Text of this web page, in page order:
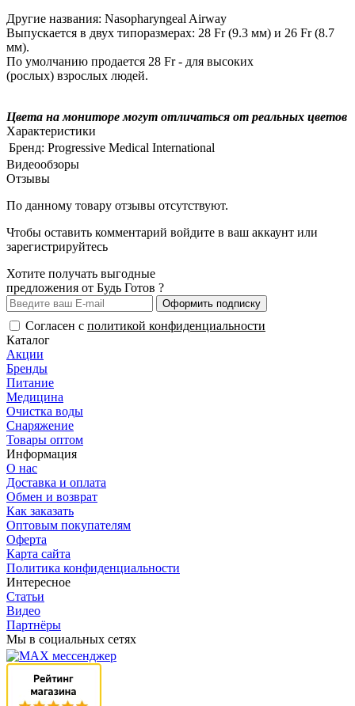
Другие названия: Nasopharyngeal Airway
Выпускается в двух типоразмерах: 28 Fr (9.3 мм) и 26 Fr (8.7
мм).
По умолчанию продается 28 Fr - для высоких
(рослых) взрослых людей.
Цвета на мониторе могут отличаться от реальных цветов
Характеристики
Бренд: Progressive Medical International
Видеообзоры
Отзывы
По данному товару отзывы отсутствуют.
Чтобы оставить комментарий войдите в ваш аккаунт или
зарегистрируйтесь
Хотите получать выгодные
предложения от Будь Готов ?
Оформить подписку
Согласен с политикой конфиденциальности
Каталог
Акции
Бренды
Питание
Медицина
Очистка воды
Снаряжение
Товары оптом
Информация
О нас
Доставка и оплата
Обмен и возврат
Как заказать
Оптовым покупателям
Оферта
Карта сайта
Политика конфиденциальности
Интересное
Статьи
Видео
Партнёры
Мы в социальных сетях